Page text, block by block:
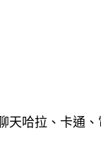
天哈拉、卡通